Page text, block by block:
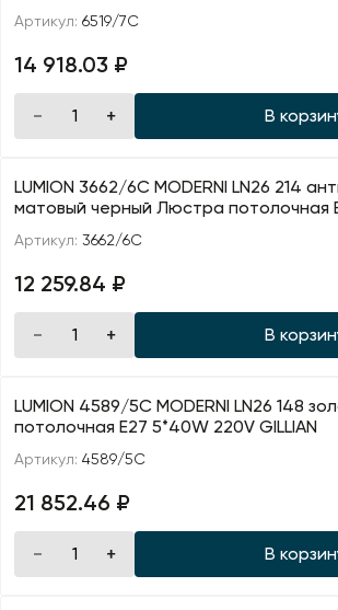
Артикул: 6519/7C
14 918.03 ₽
В
LUMION 3662/6C MODERNI LN26 214
матовый черный Люстра потолочная
Артикул: 3662/6C
12 259.84 ₽
В
LUMION 4589/5C MODERNI LN26 148
потолочная E27 5*40W 220V GILLIAN
Артикул: 4589/5C
21 852.46 ₽
В